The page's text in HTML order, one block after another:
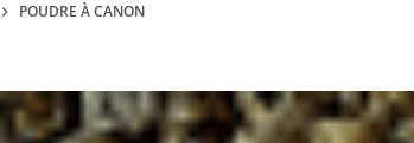
POUDRE À CANON